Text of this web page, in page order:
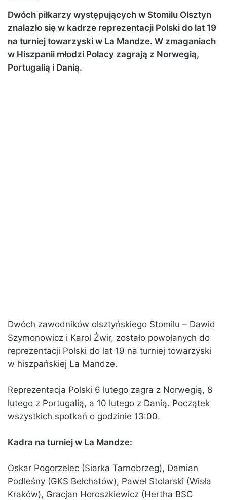
Dwóch piłkarzy występujących w Stomilu Olsztyn
znalazło się w kadrze reprezentacji Polski do lat 19
na turniej towarzyski w La Mandze. W zmaganiach
w Hiszpanii młodzi Polacy zagrają z Norwegią,
Portugalią i Danią.
Dwóch zawodników olsztyńskiego Stomilu – Dawid
Szymonowicz i Karol Żwir, zostało powołanych do
reprezentacji Polski do lat 19 na turniej towarzyski
w hiszpańskiej La Mandze.
Reprezentacja Polski 6 lutego zagra z Norwegią, 8
lutego z Portugalią, a 10 lutego z Danią. Początek
wszystkich spotkań o godzinie 13:00.
Kadra na turniej w La Mandze:
Oskar Pogorzelec (Siarka Tarnobrzeg), Damian
Podleśny (GKS Bełchatów), Paweł Stolarski (Wisła
Kraków), Gracjan Horoszkiewicz (Hertha BSC